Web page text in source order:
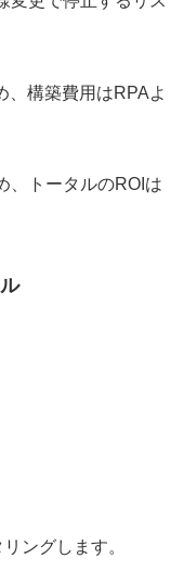
、構築費用はRPAよ
、トータルのROIは
ングします。